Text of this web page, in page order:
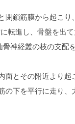
閉鎖筋膜から起こ
転進し、骨盤を出
神経叢の枝の支配
面とその附近より
の下を平行に走り